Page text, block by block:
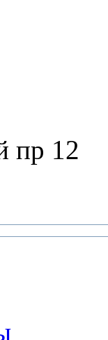
пр 12